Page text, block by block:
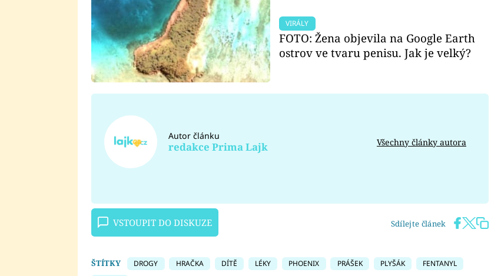
VIRÁLY
FOTO: Žena objevila na Google Earth
ostrov ve tvaru penisu. Jak je velký?
Autor článku
redakce Prima Lajk Všechny články autora
VSTOUPIT DO DISKUZE Sdílejte článek
ŠTÍTKY DROGY HRAČKA DÍTĚ LÉKY PHOENIX PRÁŠEK PLYŠÁK
FENTANYL